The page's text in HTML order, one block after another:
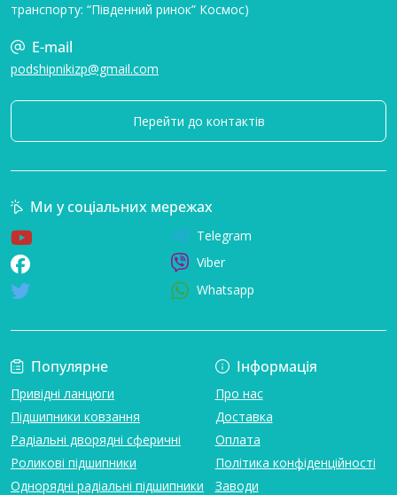
транспорту: “Південний ринок” Космос)
E-mail
podshipnikizp@gmail.com
Перейти до контактів
Популярне
Привідні ланцюги
Підшипники ковзання
Радіальні дворядні сферичні
Роликові підшипники
Однорядні радіальні підшипники
Інформація
Про нас
Доставка
Оплата
Політика конфіденційності
Заводи
Ми у соціальних мережах
Telegram
Viber
Whatsapp